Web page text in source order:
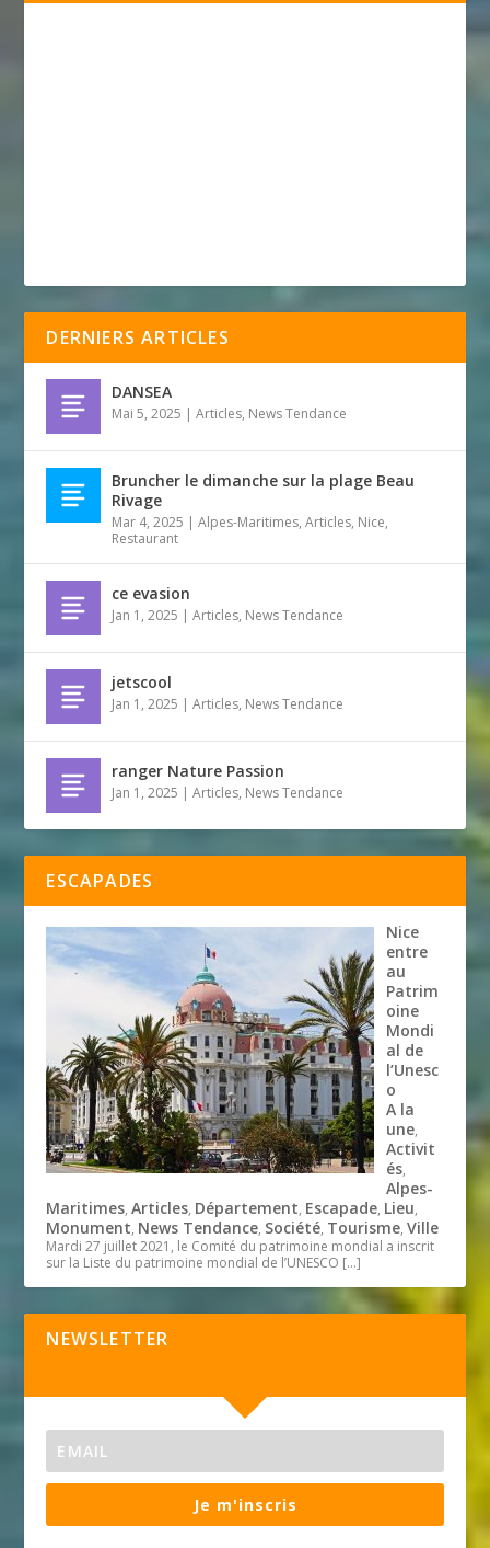
DERNIERS ARTICLES
DANSEA
Mai 5, 2025 |Articles, News Tendance
Bruncher le dimanche sur la plage Beau
Rivage
Mar 4, 2025 |Alpes-Maritimes,Articles, Nice,
Restaurant
ce evasion
Jan 1, 2025 |Articles, News Tendance
jetscool
Jan 1, 2025 |Articles, News Tendance
ranger Nature Passion
Jan 1, 2025 |Articles, News Tendance
ESCAPADES
Nice
entre
au
Patrim
oine
Mondi
al de
l’Unesc
o
A la
une,
Activit
és,
Alpes-
Maritimes,Articles, Département, Escapade, Lieu,
Monument, News Tendance, Société, Tourisme,Ville
Mardi 27 juillet 2021, le Comité du patrimoine mondial a inscrit
sur la Liste du patrimoine mondial de l’UNESCO […]
NEWSLETTER
Je m'inscris